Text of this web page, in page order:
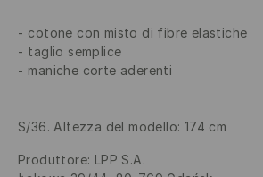
cotone con misto di fibre elastiche
taglio semplice
maniche corte aderenti
S/36. Altezza del modello: 174 cm
Produttore: LPP S.A.